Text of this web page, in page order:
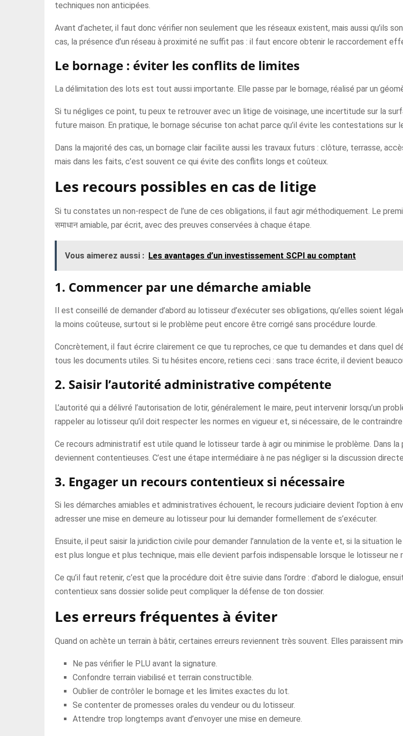
techniques non anticipées.
Avant d’acheter, il faut donc vérifier non seulement que les réseaux existent, mais aussi qu’ils
cas, la présence d’un réseau à proximité ne suffit pas : il faut encore obtenir le raccordement
Le bornage : éviter les conflits de limites
La délimitation des lots est tout aussi importante. Elle passe par le bornage, réalisé par un
Si tu négliges ce point, tu peux te retrouver avec un litige de voisinage, une incertitude sur la
future maison. En pratique, le bornage sécurise ton achat parce qu’il évite les contestations sur
Dans la majorité des cas, un bornage clair facilite aussi les travaux futurs : clôture, terrasse,
mais dans les faits, c’est souvent ce qui évite des conflits longs et coûteux.
Les recours possibles en cas de litige
Si tu constates un non-respect de l’une de ces obligations, il faut agir méthodiquement. Le
समाधान amiable, par écrit, avec des preuves conservées à chaque étape.
Vous aimerez aussi : Les avantages d’un investissement SCPI au comptant
1. Commencer par une démarche amiable
Il est conseillé de demander d’abord au lotisseur d’exécuter ses obligations, qu’elles soient
la moins coûteuse, surtout si le problème peut encore être corrigé sans procédure lourde.
Concrètement, il faut écrire clairement ce que tu reproches, ce que tu demandes et dans quel
tous les documents utiles. Si tu hésites encore, retiens ceci : sans trace écrite, il devient
2. Saisir l’autorité administrative compétente
L’autorité qui a délivré l’autorisation de lotir, généralement le maire, peut intervenir lorsqu’un
rappeler au lotisseur qu’il doit respecter les normes en vigueur et, si nécessaire, de le contraindre
Ce recours administratif est utile quand le lotisseur tarde à agir ou minimise le problème. Dans
deviennent contentieuses. C’est une étape intermédiaire à ne pas négliger si la discussion
3. Engager un recours contentieux si nécessaire
Si les démarches amiables et administratives échouent, le recours judiciaire devient l’option à
adresser une mise en demeure au lotisseur pour lui demander formellement de s’exécuter.
Ensuite, il peut saisir la juridiction civile pour demander l’annulation de la vente et, si la
est plus longue et plus technique, mais elle devient parfois indispensable lorsque le lotisseur ne
Ce qu’il faut retenir, c’est que la procédure doit être suivie dans l’ordre : d’abord le dialogue,
contentieux sans dossier solide peut compliquer la défense de ton dossier.
Les erreurs fréquentes à éviter
Quand on achète un terrain à bâtir, certaines erreurs reviennent très souvent. Elles paraissent
Ne pas vérifier le PLU avant la signature.
Confondre terrain viabilisé et terrain constructible.
Oublier de contrôler le bornage et les limites exactes du lot.
Se contenter de promesses orales du vendeur ou du lotisseur.
Attendre trop longtemps avant d’envoyer une mise en demeure.